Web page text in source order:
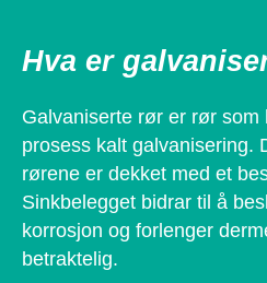
Hva er
Galvaniserte rør er rør som
prosess kalt galvanisering.
rørene er dekket med et
Sinkbelegget bidrar til å
korrosjon og forlenger
betraktelig.